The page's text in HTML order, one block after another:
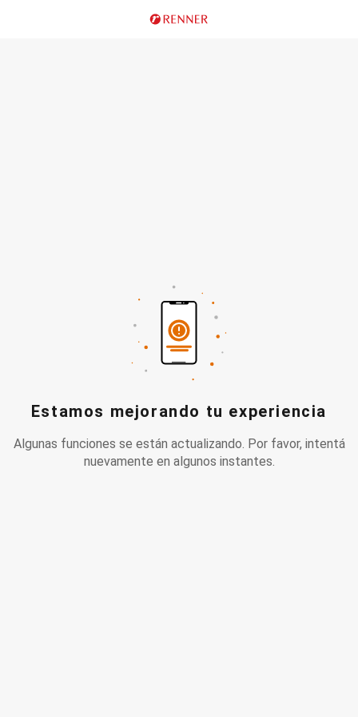
Estamos mejorando tu experiencia
Algunas funciones se están actualizando. Por favor, intentá
nuevamente en algunos instantes.